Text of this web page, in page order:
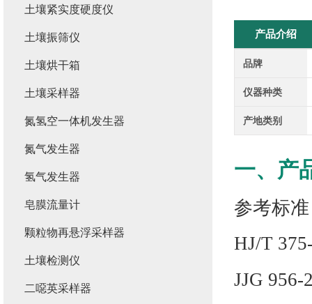
产品介绍
品牌
仪器种类
产地类别
一、产
参考标
HJ/T
JJG
土壤紧实度硬度仪
土壤振筛仪
土壤烘干箱
土壤采样器
氮氢空一体机发生器
氮气发生器
氢气发生器
皂膜流量计
颗粒物再悬浮采样器
土壤检测仪
二噁英采样器